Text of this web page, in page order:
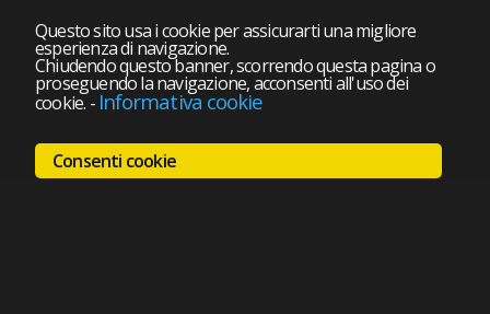
Questo sito usa i cookie per assicurarti una migliore
esperienza di navigazione.
Chiudendo questo banner, scorrendo questa pagina o
proseguendo la navigazione, acconsenti all'uso dei
cookie. - Informativa cookie
Consenti cookie